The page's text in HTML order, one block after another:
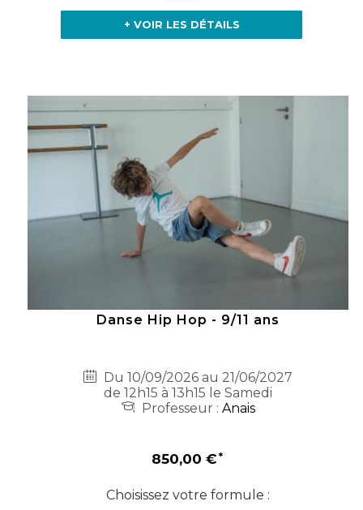
+ VOIR LES DÉTAILS
Danse Hip Hop - 9/11 ans
Du 10/09/2026 au 21/06/2027
de 12h15 à 13h15 le Samedi
Professeur : Anais
850,00 €
Choisissez votre formule :